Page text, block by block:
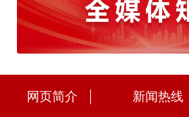
网页简介 新闻热线